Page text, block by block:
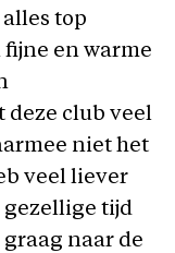
top
fijne en warme
deze club veel
niet het
veel liever
gezellige tijd
naar de